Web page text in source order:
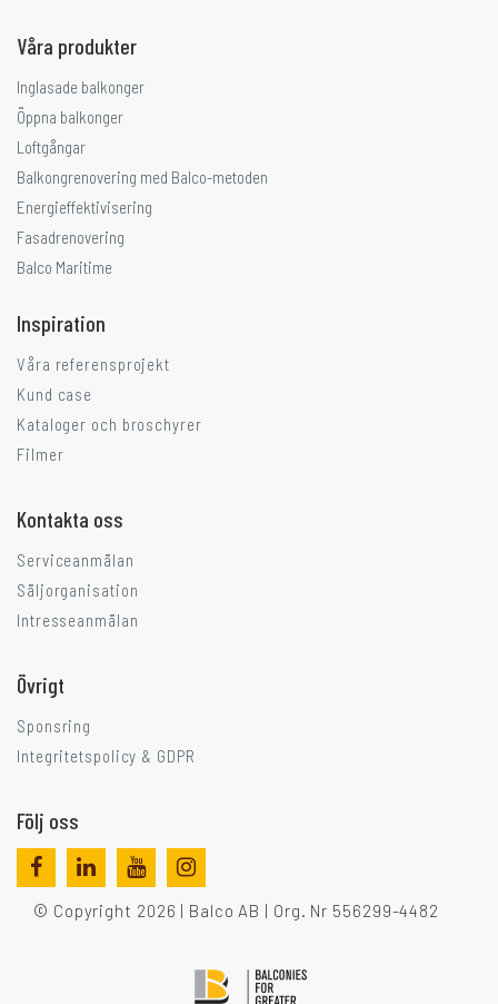
Våra produkter
Inglasade balkonger
Öppna balkonger
Loftgångar
Balkongrenovering med Balco-metoden
Energieffektivisering
Fasadrenovering
Balco Maritime
Inspiration
Våra referensprojekt
Kund case
Kataloger och broschyrer
Filmer
Kontakta oss
Serviceanmälan
Säljorganisation
Intresseanmälan
Övrigt
Sponsring
Integritetspolicy & GDPR
Följ oss
© Copyright 2026 | Balco AB | Org. Nr 556299-4482